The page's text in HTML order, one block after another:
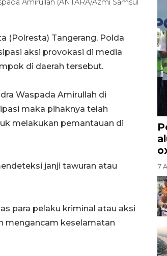
Amirullah (ANTARA/Azmi Samsul
(Polresta) Tangerang, Polda
aksi provokasi di media
di daerah tersebut.
Waspada Amirullah di
maka pihaknya telah
melakukan pemantauan di
janji tawuran atau
para pelaku kriminal atau aksi
mengancam keselamatan
7